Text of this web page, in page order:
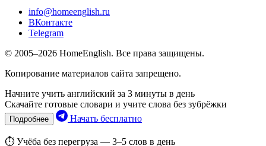
info@homeenglish.ru
ВКонтакте
Telegram
© 2005–2026 HomeEnglish. Все права защищены.
Копирование материалов сайта запрещено.
Начните учить английский за 3 минуты в день
Скачайте готовые словари и учите слова без зубрёжки
Подробнее Начать бесплатно
⏱ Учёба без перегруза — 3–5 слов в день